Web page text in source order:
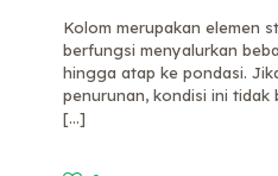
Kolom merupakan elemen
berfungsi menyalurkan
hingga atap ke pondasi.
penurunan, kondisi ini
[…]